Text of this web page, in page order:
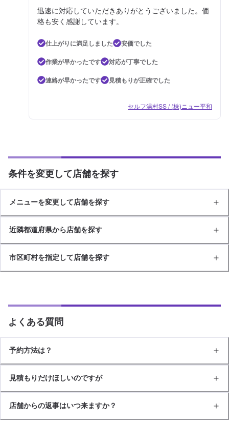
迅速に対応していただきありがとうございました。価
格も安く感謝しています。
仕上がりに満足しました
安価でした
作業が早かったです
対応が丁寧でした
連絡が早かったです
見積もりが正確でした
セルフ湯村SS / (株)ニュー平和
条件を変更して店舗を探す
メニューを変更して店舗を探す
近隣都道府県から店舗を探す
市区町村を指定して店舗を探す
よくある質問
予約方法は？
見積もりだけほしいのですが
店舗からの返事はいつ来ますか？